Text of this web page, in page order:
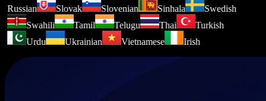
Russian
Slovak Slovenian Sinhala
Swedish
Swahili
Tamil Telugu Thai
Turkish
Urdu
Ukrainian Vietnamese Irish